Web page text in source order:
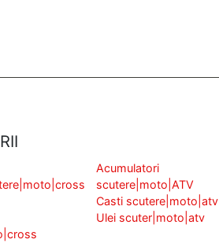
Acumulatori
scutere|moto|ATV
Casti scutere|moto|atv
Ulei scuter|moto|atv